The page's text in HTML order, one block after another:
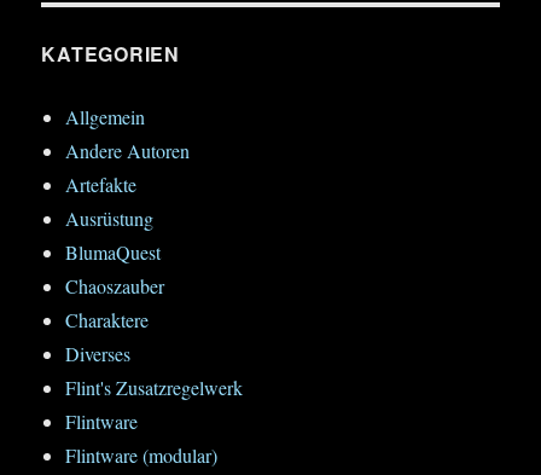
KATEGORIEN
Allgemein
Andere Autoren
Artefakte
Ausrüstung
BlumaQuest
Chaoszauber
Charaktere
Diverses
Flint's Zusatzregelwerk
Flintware
Flintware (modular)